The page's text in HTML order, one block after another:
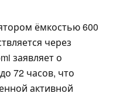
ёмкостью 600
через
заявляет о
72 часов, что
активной